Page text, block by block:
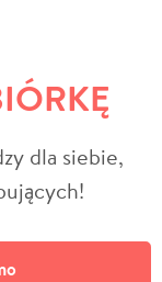
dla siebie,